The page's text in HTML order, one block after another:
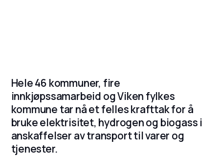
Hele 46 kommuner, fire
innkjøpssamarbeid og Viken fylkes
kommune tar nå et felles krafttak for å
bruke elektrisitet, hydrogen og biogass i
anskaffelser av transport til varer og
tjenester.